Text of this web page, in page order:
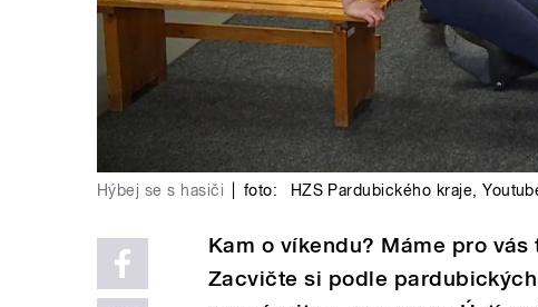
Hýbej se s hasiči foto: HZS Pardubického kraje,
Kam o víkendu? Máme pro
Zacvičte si podle